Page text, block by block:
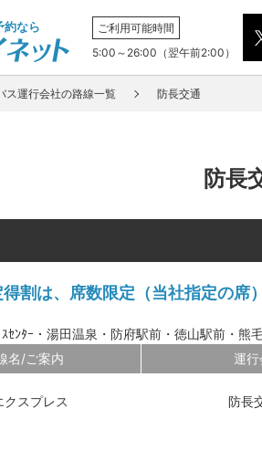
約なら
ご利用可能時間
5:00～26:00（翌午前2:00）
ス運行会社の路線一覧 防長交通
防長
割は、席数限定（当社指定の席
ｾﾝﾀｰ・湯田温泉・防府駅前・徳山駅前・熊
名/ご案内
クスプレス
運行
防長